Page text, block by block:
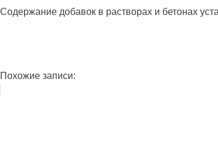
Содержание добавок в растворах и бетонах
Похожие записи: